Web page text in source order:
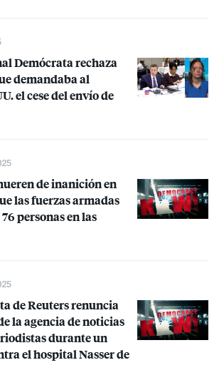
Demócrata rechaza
demandaba al
el cese del envío de
de inanición en
las fuerzas armadas
personas en las
de Reuters renuncia
la agencia de noticias
durante un
el hospital Nasser de